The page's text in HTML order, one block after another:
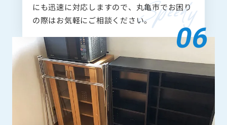
にも迅速に対応しますので、丸亀市でお困り
の際はお気軽にご相談ください。